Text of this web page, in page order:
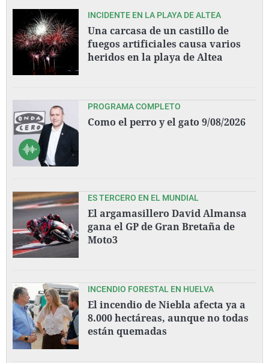
INCIDENTE EN LA PLAYA DE ALTEA
Una carcasa de un castillo de
fuegos artificiales causa varios
heridos en la playa de Altea
PROGRAMA COMPLETO
Como el perro y el gato 9/08/2026
ES TERCERO EN EL MUNDIAL
El argamasillero David Almansa
gana el GP de Gran Bretaña de
Moto3
INCENDIO FORESTAL EN HUELVA
El incendio de Niebla afecta ya a
8.000 hectáreas, aunque no todas
están quemadas